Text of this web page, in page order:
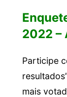
2022 –
Participe
mais